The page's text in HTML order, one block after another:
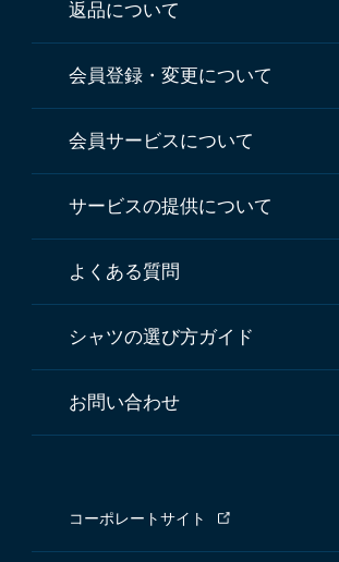
返品について
会員登録・変更について
会員サービスについて
サービスの提供について
よくある質問
シャツの選び方ガイド
お問い合わせ
コーポレートサイト